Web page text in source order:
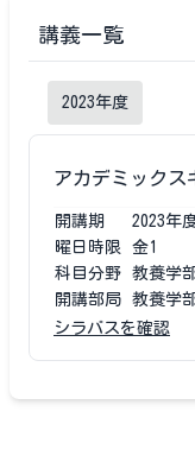
講義一覧
2023年度
アカデミックス
開講期 2023年
曜日時限
金1
科目分野
教養学
開講部局
教養学
シラバスを確認